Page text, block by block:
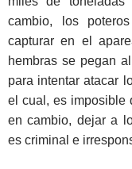
cambio, los
capturar en el
hembras se pegan
para intentar atacar
el cual, es imposible
en cambio, dejar a
es criminal e